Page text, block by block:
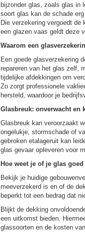
bijzonder glas, zoals glas in
soort glas kan de schade
Die verzekering vergoedt
een glazen vaas geldt deze
Waarom een
Een goede glasverzekering
repareren van het glas zelf,
tijdelijke afdekkingen om
Zo zorgt professionele
hersteld, waardoor je
Glasbreuk: onverwacht en
Glasbreuk kan veroorzaakt
ongelukje, stormschade of
gebroken etalageruit kan
glas gevaar opleveren voor
Hoe weet je of je glas
Bekijk je huidige
meeverzekerd is en of de
beperkt tot een bedrag dat
Blijkt de dekking
een uitkomst bieden.
glassoorten en de kosten